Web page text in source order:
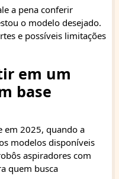
a pena conferir
o modelo desejado.
e possíveis limitações
em um
base
em 2025, quando a
modelos disponíveis
aspiradores com
quem busca